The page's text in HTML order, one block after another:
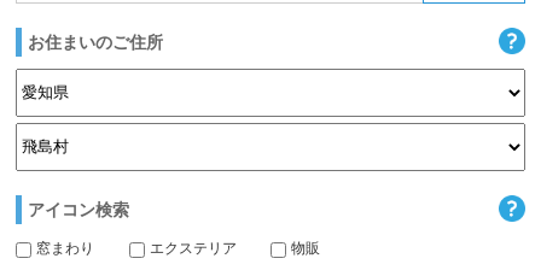
お住まいのご住所
アイコン検索
窓まわり エクステリア 物販